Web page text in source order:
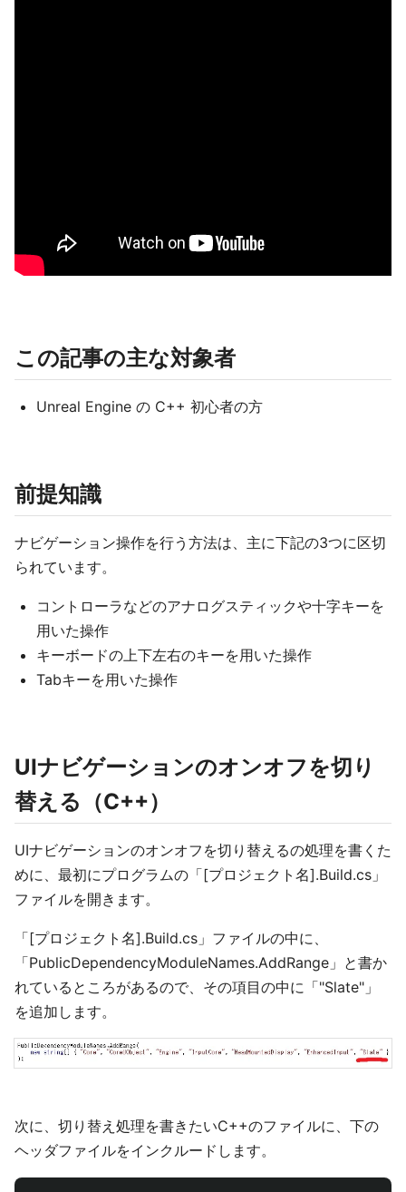
この記事の主な対象者
Unreal Engine の C++ 初心者の方
前提知識
ナビゲーション操作を行う方法は、主に下記の3つに区切
られています。
コントローラなどのアナログスティックや十字キーを
用いた操作
キーボードの上下左右のキーを用いた操作
Tabキーを用いた操作
UIナビゲーションのオンオフを切り
替える（C++）
UIナビゲーションのオンオフを切り替えるの処理を書くた
めに、最初にプログラムの「[プロジェクト名].Build.cs」
ファイルを開きます。
「[プロジェクト名].Build.cs」ファイルの中に、
「PublicDependencyModuleNames.AddRange」と書か
れているところがあるので、その項目の中に「"Slate"」
を追加します。
次に、切り替え処理を書きたいC++のファイルに、下の
ヘッダファイルをインクルードします。